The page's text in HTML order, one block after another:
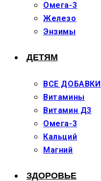
Омега-3
Железо
Энзимы
ДЕТЯМ
ВСЕ ДОБАВКИ
Витамины
Витамин Д3
Омега-3
Кальций
Магний
ЗДОРОВЬЕ